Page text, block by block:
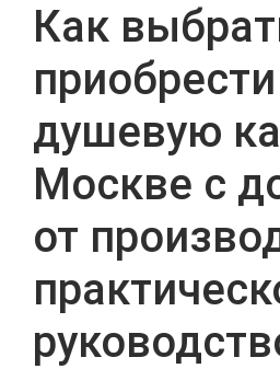
Как
приобрести
душевую
Москве с
от